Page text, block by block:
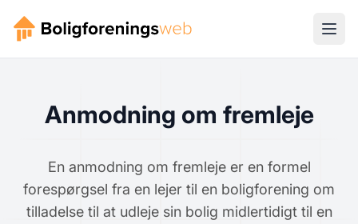
Anmodning om fremleje
En anmodning om fremleje er en formel
forespørgsel fra en lejer til en boligforening om
tilladelse til at udleje sin bolig midlertidigt til en